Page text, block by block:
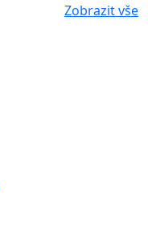
Zobrazit vše